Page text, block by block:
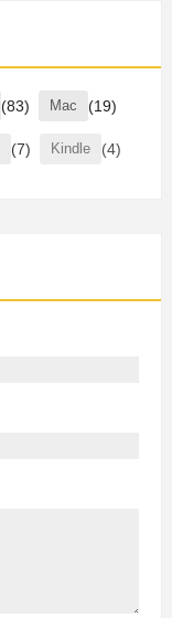
(83) Mac (19)
(7) Kindle (4)